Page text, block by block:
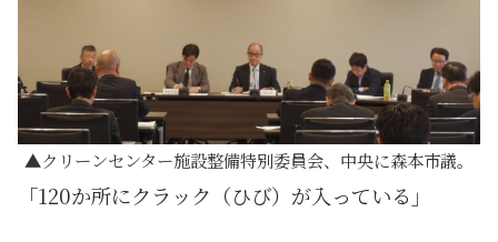
クリーンセンター施設整備特別委員会、中央に森本市議。
「120か所にクラック（ひび）が入っている」